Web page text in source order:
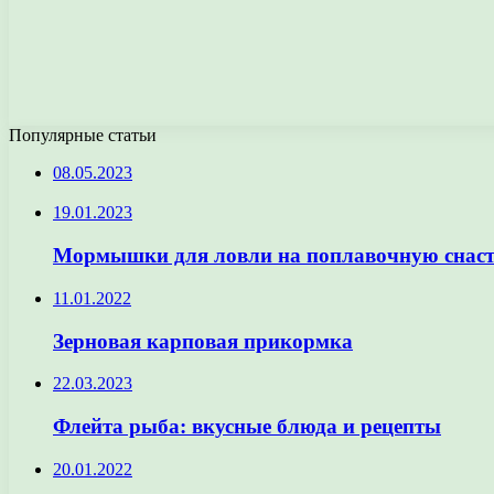
Популярные статьи
08.05.2023
19.01.2023
Мормышки для ловли на поплавочную
11.01.2022
Зерновая карповая прикормка
22.03.2023
Флейта рыба: вкусные блюда и рецепты
20.01.2022